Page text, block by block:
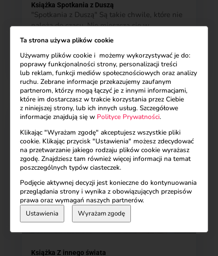
Książka Spotkania z Duszą
"Spotkania z Duszą" Są takie chwile, które nie
należą do czasu. Nie mieszczą się w
kalendarzu ani w pamięci, która porządkuje
fakty. Są jak ciche otwarcie w ciele – jakby coś
w tobie nagle przestało się bronić… i zaczęło
widzieć. Patrzysz na drugiego człowieka i to...
Książka Z innego świata
Ta strona używa plików cookie
Używamy plików cookie i możemy wykorzystywać je do:
poprawy funkcjonalności strony, personalizacji treści
lub reklam, funkcji mediów społecznościowych oraz analizy
ruchu. Zebrane informacje przekazujemy zaufanym
partnerom, którzy mogą łączyć je z innymi informacjami,
które im dostarczasz w trakcie korzystania przez Ciebie
z niniejszej strony, lub ich innych usług. Szczegółowe
informacje znajdują się w Polityce Prywatności.
Klikając "Wyrażam zgodę" akceptujesz wszystkie pliki
cookie. Klikając przycisk "Ustawienia" możesz zdecydować
na przetwarzanie jakiego rodzaju plików cookie wyrażasz
zgodę. Znajdziesz tam również więcej informacji na temat
poszczególnych typów ciasteczek.
Podjęcie aktywnej decyzji jest konieczne do kontynuowania
przeglądania strony i wynika z obowiązujących przepisów
prawa oraz wymagań naszych partnerów.
Ustawienia Wyrażam zgodę